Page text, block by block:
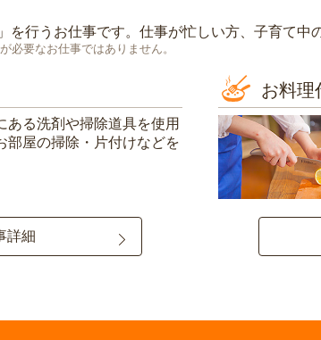
」を行うお仕事です。仕事が忙しい方、子育て中
必要なお仕事ではありません。
ある洗剤や掃除道具を使用
部屋の掃除・片付けなどを
詳細
お料理